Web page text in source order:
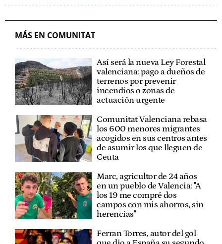
MÁS EN COMUNITAT
Así será la nueva Ley Forestal
valenciana: pago a dueños de
terrenos por prevenir
incendios o zonas de
actuación urgente
Comunitat Valenciana rebasa
los 600 menores migrantes
acogidos en sus centros antes
de asumir los que lleguen de
Ceuta
Marc, agricultor de 24 años
en un pueblo de Valencia: "A
los 19 me compré dos
campos con mis ahorros, sin
herencias"
Ferran Torres, autor del gol